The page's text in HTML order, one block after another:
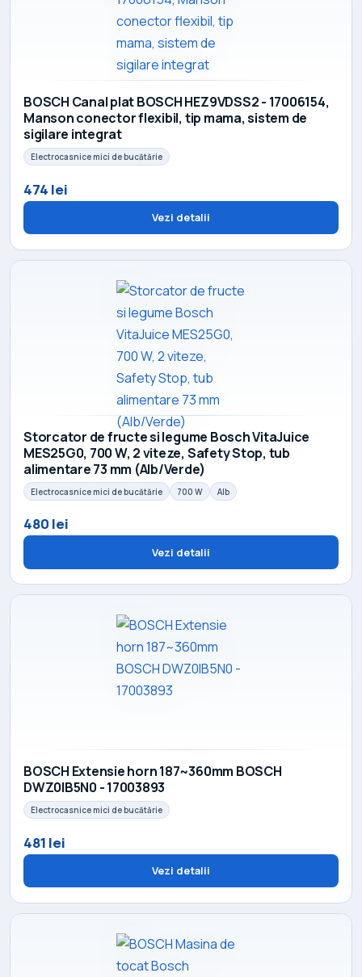
BOSCH Canal plat BOSCH HEZ9VDSS2 - 17006154,
Manson conector flexibil, tip mama, sistem de
sigilare integrat
Electrocasnice mici de bucătărie
474 lei
Vezi detalii
Storcator de fructe si legume Bosch VitaJuice
MES25G0, 700 W, 2 viteze, Safety Stop, tub
alimentare 73 mm (Alb/Verde)
Electrocasnice mici de bucătărie 700 W Alb
480 lei
Vezi detalii
BOSCH Extensie horn 187~360mm BOSCH
DWZ0IB5N0 - 17003893
Electrocasnice mici de bucătărie
481 lei
Vezi detalii